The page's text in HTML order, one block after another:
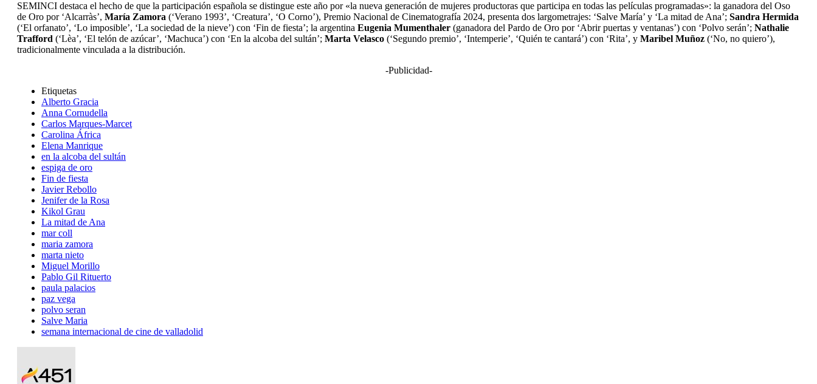
SEMINCI destaca el hecho de que la participación española se distingue este año por «la nueva generación de mujeres productoras que participa en todas las películas programadas»: la ganadora del Oso
de Oro por ‘Alcarràs’, María Zamora (‘Verano 1993’, ‘Creatura’, ‘O Corno’), Premio Nacional de Cinematografía 2024, presenta dos largometrajes: ‘Salve María’ y ‘La mitad de Ana’; Sandra Hermida
(‘El orfanato’, ‘Lo imposible’, ‘La sociedad de la nieve’) con ‘Fin de fiesta’; la argentina Eugenia Mumenthaler (ganadora del Pardo de Oro por ‘Abrir puertas y ventanas’) con ‘Polvo serán’; Nathalie
Trafford (‘Lèa’, ‘El telón de azúcar’, ‘Machuca’) con ‘En la alcoba del sultán’; Marta Velasco (‘Segundo premio’, ‘Intemperie’, ‘Quién te cantará’) con ‘Rita’, y Maribel Muñoz (‘No, no quiero’),
tradicionalmente vinculada a la distribución.
-Publicidad-
Etiquetas
Alberto Gracia
Anna Cornudella
Carlos Marques-Marcet
Carolina África
Elena Manrique
en la alcoba del sultán
espiga de oro
Fin de fiesta
Javier Rebollo
Jenifer de la Rosa
Kikol Grau
La mitad de Ana
mar coll
maria zamora
marta nieto
Miguel Morillo
Pablo Gil Rituerto
paula palacios
paz vega
polvo seran
Salve Maria
semana internacional de cine de valladolid